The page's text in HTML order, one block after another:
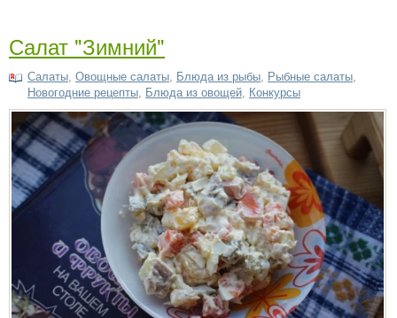
Салат "Зимний"
Салаты Овощные салаты Блюда из рыбы Рыбные салаты
Новогодние рецепты
Блюда из овощей Конкурсы